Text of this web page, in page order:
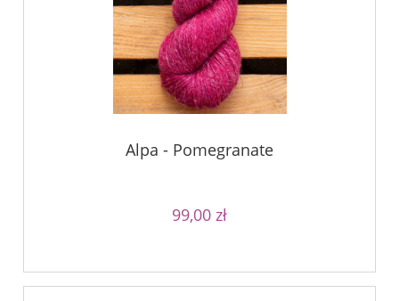
Alpa - Pomegranate
99,00 zł